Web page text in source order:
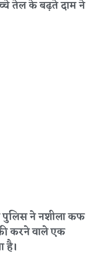
तेल के बढ़ते दाम ने
ने नशीला कफ
करने वाले एक
है।